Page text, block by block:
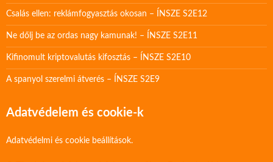
Csalás ellen: reklámfogyasztás okosan – ÍNSZE S2E12
Ne dőlj be az ordas nagy kamunak! – ÍNSZE S2E11
Kifinomult kriptovalutás kifosztás – ÍNSZE S2E10
A spanyol szerelmi átverés – ÍNSZE S2E9
Adatvédelem és cookie-k
Adatvédelmi és cookie beállítások.